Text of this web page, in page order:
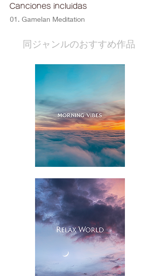
Canciones incluidas
01. Gamelan Meditation
​同ジャンルのおすすめ作品